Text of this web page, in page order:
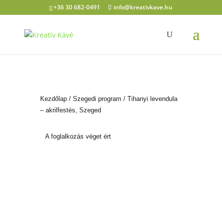
+36 30 682-0491 info@kreativkave.hu
Kezdőlap/ Szegedi program / Tihanyi levendula
– akrilfestés, Szeged
A foglalkozás véget ért